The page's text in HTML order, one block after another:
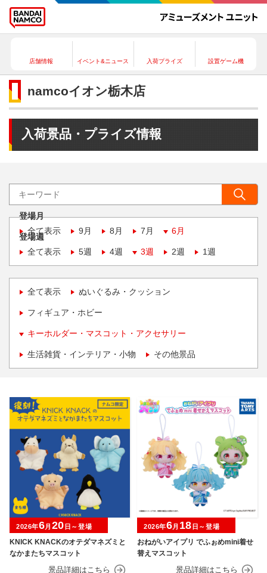
店舗情報 イベント&ニュース 入荷プライズ 設置ゲーム機
namcoイオン栃木店
入荷景品・プライズ情報
登場月
全て表示
9月 8月 7月 6月
登場週
全て表示
5週 4週 3週 2週 1週
全て表示 ぬいぐるみ・クッション
フィギュア・ホビー
キーホルダー・マスコット・アクセサリー
生活雑貨・インテリア・小物 その他景品
KNICK KNACKのオテダマネズミと
なかまたちマスコット
2026年6月 20 日～登場
おねがいアイプリ でふぉめmini着せ
替えマスコット
2026年6月 18 日～登場